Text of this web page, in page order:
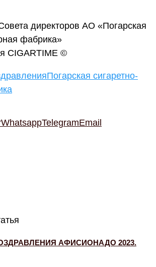
директоров АО «Погарская
фабрика»
CIGARTIME ©
Погарская сигаретно-
WhatsappTelegramEmail
АФИСИОНАДО 2023.